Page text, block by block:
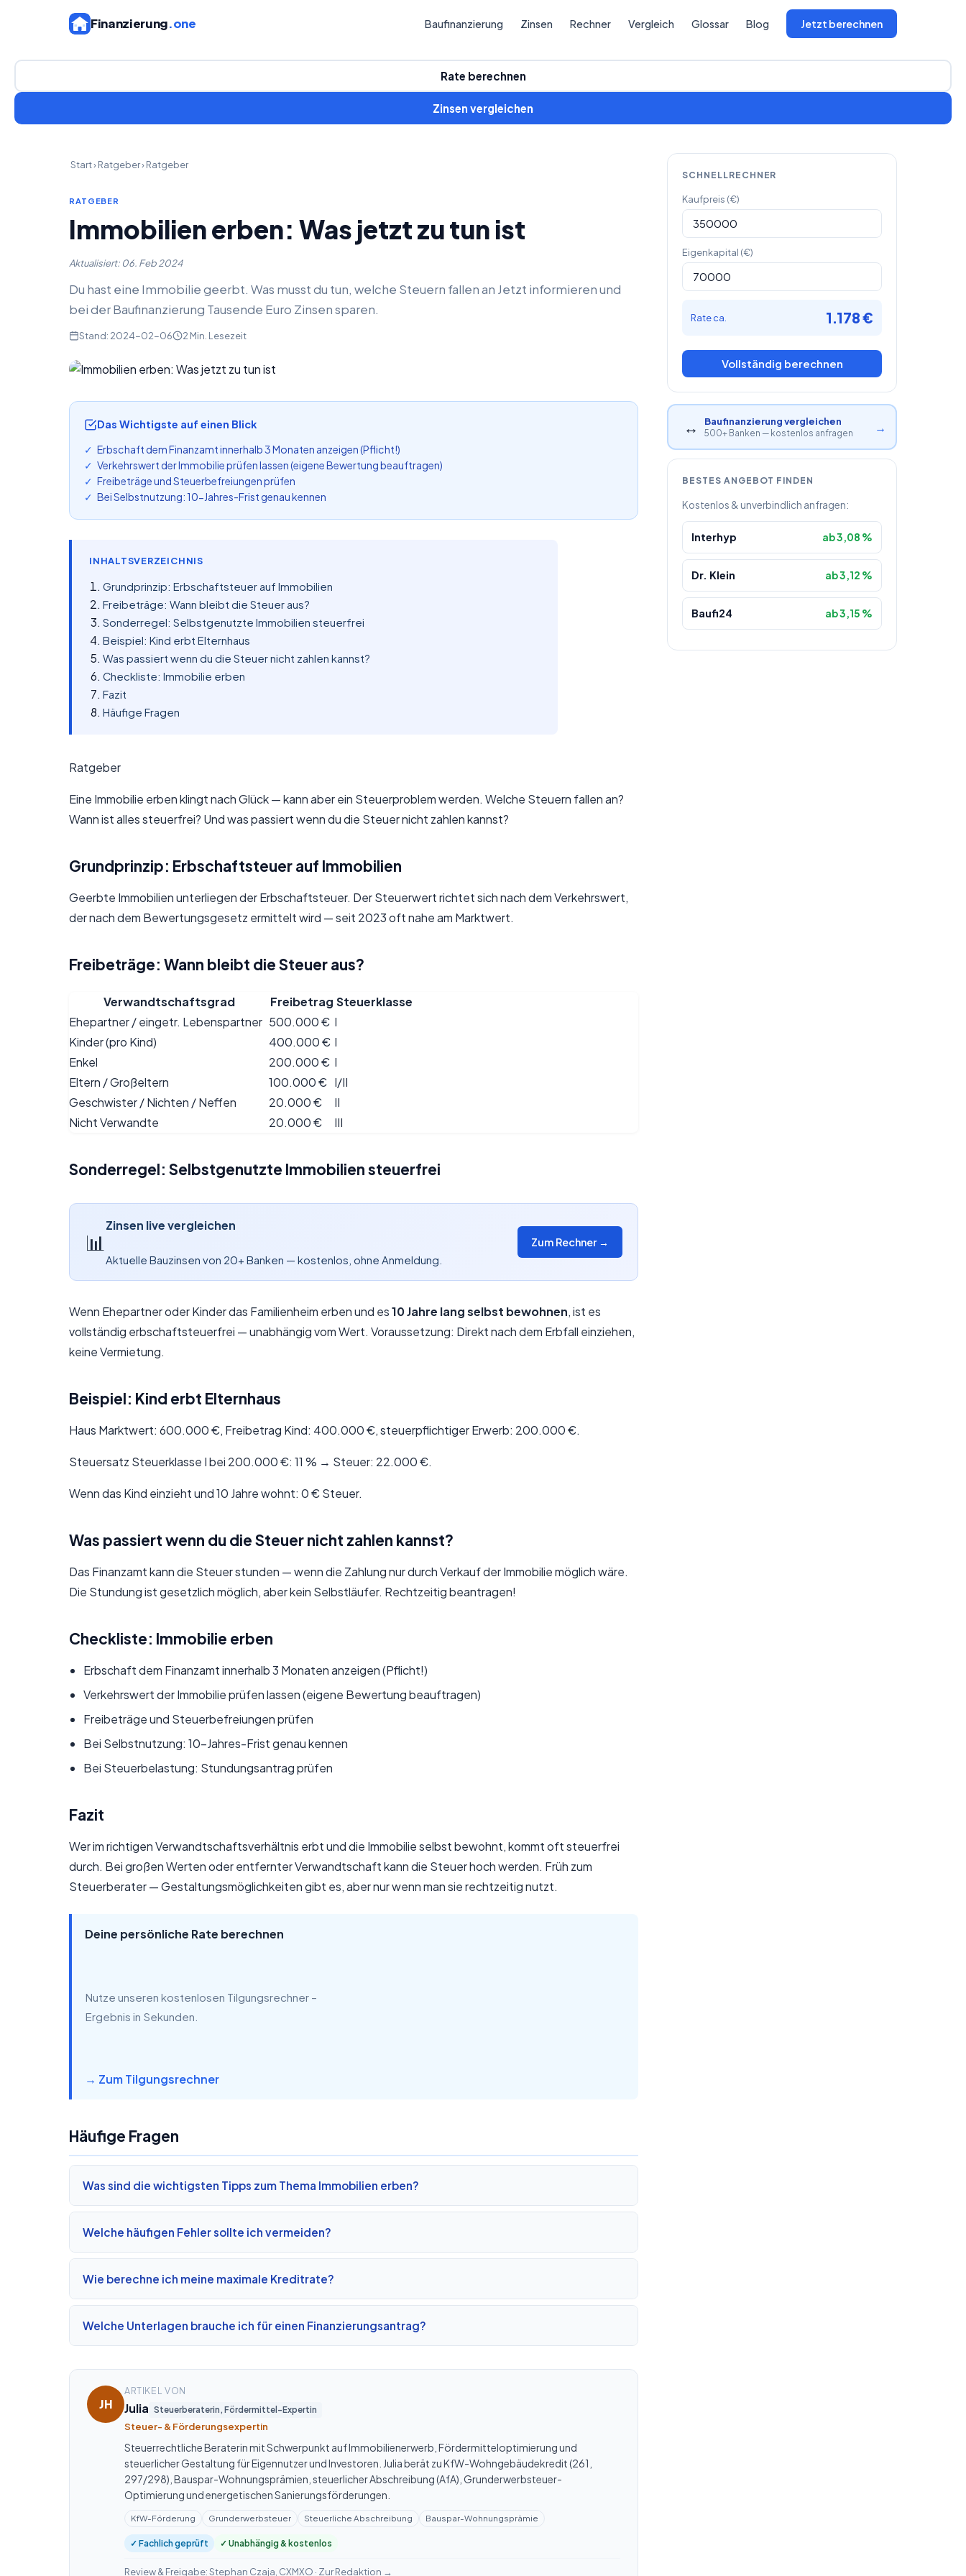
Finanzierung.one Baufinanzierung Zinsen Rechner Vergleich Glossar Blog Jetzt berechnen
Rate berechnen
Zinsen vergleichen
Start›Ratgeber›Ratgeber
RATGEBER
Immobilien erben: Was jetzt zu tun ist
Aktualisiert: 06. Feb 2024
Du hast eine Immobilie geerbt. Was musst du tun, welche Steuern fallen an Jetzt informieren und
bei der Baufinanzierung Tausende Euro Zinsen sparen.
Stand: 2024-02-06 2 Min. Lesezeit
Das Wichtigste auf einen Blick
Erbschaft dem Finanzamt innerhalb 3 Monaten anzeigen (Pflicht!)
Verkehrswert der Immobilie prüfen lassen (eigene Bewertung beauftragen)
Freibeträge und Steuerbefreiungen prüfen
Bei Selbstnutzung: 10-Jahres-Frist genau kennen
INHALTSVERZEICHNIS
Grundprinzip: Erbschaftsteuer auf Immobilien
Freibeträge: Wann bleibt die Steuer aus?
Sonderregel: Selbstgenutzte Immobilien steuerfrei
Beispiel: Kind erbt Elternhaus
Was passiert wenn du die Steuer nicht zahlen kannst?
Checkliste: Immobilie erben
Fazit
Häufige Fragen
Ratgeber
Eine Immobilie erben klingt nach Glück — kann aber ein Steuerproblem werden. Welche Steuern fallen an?
Wann ist alles steuerfrei? Und was passiert wenn du die Steuer nicht zahlen kannst?
Grundprinzip: Erbschaftsteuer auf Immobilien
Geerbte Immobilien unterliegen der Erbschaftsteuer. Der Steuerwert richtet sich nach dem Verkehrswert,
der nach dem Bewertungsgesetz ermittelt wird — seit 2023 oft nahe am Marktwert.
Freibeträge: Wann bleibt die Steuer aus?
Verwandtschaftsgrad Freibetrag Steuerklasse
Ehepartner / eingetr. Lebenspartner 500.000 € I
Kinder (pro Kind)
400.000 € I
Enkel
200.000 € I
Eltern / Großeltern
100.000 € I/II
Geschwister / Nichten / Neffen
20.000 €
II
Nicht Verwandte
20.000 € III
Sonderregel: Selbstgenutzte Immobilien steuerfrei
📊
Zinsen live vergleichen
Aktuelle Bauzinsen von 20+ Banken — kostenlos, ohne Anmeldung.
Zum Rechner →
Wenn Ehepartner oder Kinder das Familienheim erben und es10 Jahre lang selbst bewohnen, ist es
vollständig erbschaftsteuerfrei — unabhängig vom Wert. Voraussetzung: Direkt nach dem Erbfall einziehen,
keine Vermietung.
Beispiel: Kind erbt Elternhaus
Haus Marktwert: 600.000 €, Freibetrag Kind: 400.000 €, steuerpflichtiger Erwerb: 200.000 €.
Steuersatz Steuerklasse I bei 200.000 €: 11 % → Steuer: 22.000 €.
Wenn das Kind einzieht und 10 Jahre wohnt: 0 € Steuer.
Was passiert wenn du die Steuer nicht zahlen kannst?
Das Finanzamt kann die Steuer stunden — wenn die Zahlung nur durch Verkauf der Immobilie möglich wäre.
Die Stundung ist gesetzlich möglich, aber kein Selbstläufer. Rechtzeitig beantragen!
Checkliste: Immobilie erben
Erbschaft dem Finanzamt innerhalb 3 Monaten anzeigen (Pflicht!)
Verkehrswert der Immobilie prüfen lassen (eigene Bewertung beauftragen)
Freibeträge und Steuerbefreiungen prüfen
Bei Selbstnutzung: 10-Jahres-Frist genau kennen
Bei Steuerbelastung: Stundungsantrag prüfen
Fazit
Wer im richtigen Verwandtschaftsverhältnis erbt und die Immobilie selbst bewohnt, kommt oft steuerfrei
durch. Bei großen Werten oder entfernter Verwandtschaft kann die Steuer hoch werden. Früh zum
Steuerberater — Gestaltungsmöglichkeiten gibt es, aber nur wenn man sie rechtzeitig nutzt.
Deine persönliche Rate berechnen
Nutze unseren kostenlosen Tilgungsrechner –
Ergebnis in Sekunden.
→ Zum Tilgungsrechner
Häufige Fragen
Was sind die wichtigsten Tipps zum Thema Immobilien erben?
Welche häufigen Fehler sollte ich vermeiden?
Wie berechne ich meine maximale Kreditrate?
Welche Unterlagen brauche ich für einen Finanzierungsantrag?
JH
ARTIKEL VON
Julia Steuerberaterin, Fördermittel-Expertin
Steuer- & Förderungsexpertin
Steuerrechtliche Beraterin mit Schwerpunkt auf Immobilienerwerb, Fördermitteloptimierung und
steuerlicher Gestaltung für Eigennutzer und Investoren. Julia berät zu KfW-Wohngebäudekredit (261,
297/298), Bauspar-Wohnungsprämien, steuerlicher Abschreibung (AfA), Grunderwerbsteuer-
Optimierung und energetischen Sanierungsförderungen.
KfW-Förderung Grunderwerbsteuer Steuerliche Abschreibung Bauspar-Wohnungsprämie
✓ Fachlich geprüft ✓ Unabhängig & kostenlos
Review & Freigabe: Stephan Czaja, CXMXO · Zur Redaktion →
SCHNELLRECHNER
Kaufpreis (€)
Eigenkapital (€)
Rate ca. 1.178 €
Vollständig berechnen
↔ Baufinanzierung vergleichen
500+ Banken — kostenlos anfragen →
BESTES ANGEBOT FINDEN
Kostenlos & unverbindlich anfragen:
Interhyp ab 3,08 %
Dr. Klein ab 3,12 %
Baufi24 ab 3,15 %